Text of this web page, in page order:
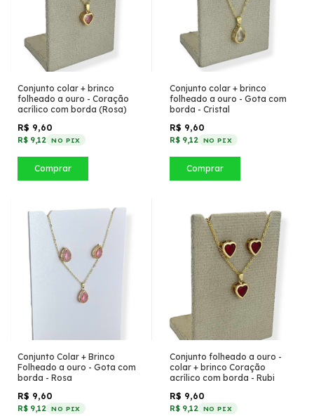
Conjunto colar + brinco
folheado a ouro - Coração
acrílico com borda (Rosa)
R$ 9,60
R$ 9,12 NO PIX
Comprar
Conjunto colar + brinco
folheado a ouro - Gota com
borda - Cristal
R$ 9,60
R$ 9,12 NO PIX
Comprar
Conjunto Colar + Brinco
Folheado a ouro - Gota com
borda - Rosa
R$ 9,60
R$ 9,12 NO PIX
Conjunto folheado a ouro -
colar + brinco Coração
acrílico com borda - Rubi
R$ 9,60
R$ 9,12 NO PIX